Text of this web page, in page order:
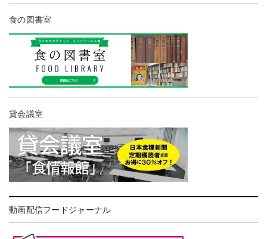
食の図書室
貸会議室
動画配信フードジャーナル